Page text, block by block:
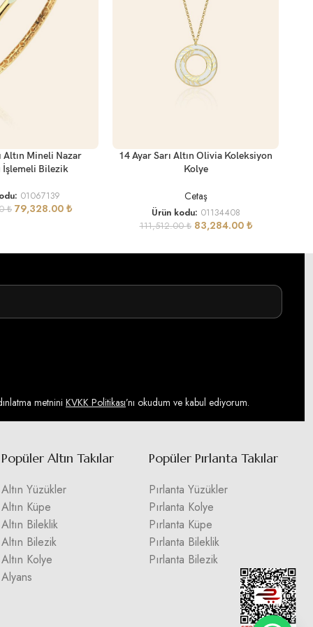
Altın Mineli Nazar
İşlemeli Bilezik
01067139
₺ 79,328.00 ₺
SEPETE EKLE
14 Ayar Sarı Altın Olivia Koleksiyon
Kolye
Cetaş
Ürün kodu: 01134408
111,512.00₺ 83,284.00 ₺
metnini KVKK Politikası’nı okudum ve kabul ediyorum.
Popüler Altın Takılar
Altın Yüzükler
Altın Küpe
Altın Bileklik
Altın Bilezik
Altın Kolye
Alyans
Popüler Pırlanta Takılar
Pırlanta Yüzükler
Pırlanta Kolye
Pırlanta Küpe
Pırlanta Bileklik
Pırlanta Bilezik